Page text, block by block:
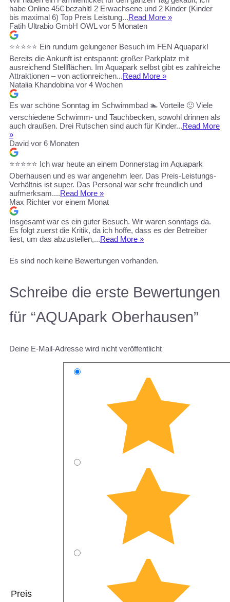
habe Online 45€ bezahlt! 2 Erwachsene und 2 Kinder (Kinder
bis maximal 6) Top Preis Leistung...Read More »
Fatih Ultrabio GmbH OWL vor 5 Monaten
⭐⭐⭐⭐⭐ Ein rundum gelungener Besuch im FEN Aquapark!
Bereits die Ankunft ist entspannt: großer Parkplatz mit
ausreichend Stellflächen. Im Aquapark selbst gibt es zahlreiche
Attraktionen – von actionreichen...Read More »
Natalia Khandobina vor 4 Wochen
Es war schöne Sonntag im Schwimmbad 🏊 Vorteile 🙂 Viele
verschiedene Schwimm- und Tauchbecken, sowohl drinnen als
auch draußen. Drei Rutschen sind auch für Kinder...Read More
»
David vor 6 Monaten
⭐️⭐️⭐️⭐️⭐️ Ich war heute an einem Donnerstag im Aquapark
Oberhausen und es war angenehm leer. Das Preis-Leistungs-
Verhältnis ist super. Das Personal war sehr freundlich und
aufmerksam....Read More »
Max Richter vor einem Monat
Insgesamt war es ein guter Besuch. Wir waren sonntags da.
Es folgt zuerst die Kritik, da ich hoffe, dass es der Betreiber
liest, um das abzustellen,...Read More »
Es sind noch keine Bewertungen vorhanden.
Schreibe die erste Bewertungen
für “AQUApark Oberhausen”
Deine E-Mail-Adresse wird nicht veröffentlicht
Preis